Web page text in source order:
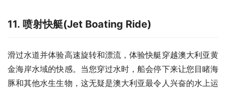
11. 喷射快艇(Jet Boating Ride)
滑过水道并体验高速旋转和漂流，体验快艇穿越澳大利亚黄
金海岸水域的快感。当您穿过水时，船会停下来让您目睹海
豚和其他水生生物，这无疑是澳大利亚最令人兴奋的水上运